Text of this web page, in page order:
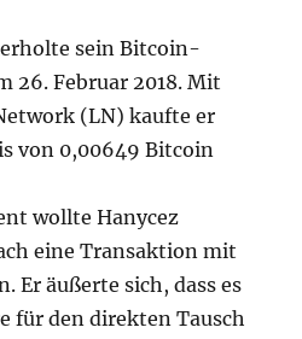
sein Bitcoin-
26. Februar 2018. Mit
(LN) kaufte er
von 0,00649 Bitcoin
wollte Hanycez
eine Transaktion mit
Er äußerte sich, dass es
für den direkten Tausch